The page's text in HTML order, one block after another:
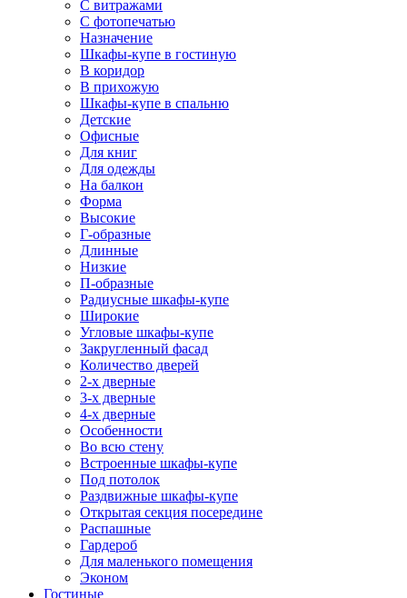
С витражами
С фотопечатью
Назначение
Шкафы-купе в гостиную
В коридор
В прихожую
Шкафы-купе в спальню
Детские
Офисные
Для книг
Для одежды
На балкон
Форма
Высокие
Г-образные
Длинные
Низкие
П-образные
Радиусные шкафы-купе
Широкие
Угловые шкафы-купе
Закругленный фасад
Количество дверей
2-х дверные
3-х дверные
4-х дверные
Особенности
Во всю стену
Встроенные шкафы-купе
Под потолок
Раздвижные шкафы-купе
Открытая секция посередине
Распашные
Гардероб
Для маленького помещения
Эконом
Гостиные